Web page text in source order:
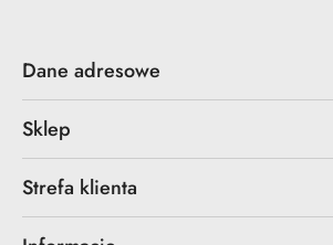
Dane adresowe
Sklep
Strefa klienta